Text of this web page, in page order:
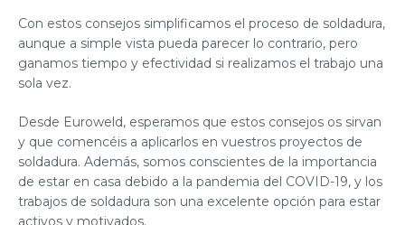
Con estos consejos simplificamos el proceso de soldadura,
aunque a simple vista pueda parecer lo contrario, pero
ganamos tiempo y efectividad si realizamos el trabajo una
sola vez.
Desde Euroweld, esperamos que estos consejos os sirvan
y que comencéis a aplicarlos en vuestros proyectos de
soldadura. Además, somos conscientes de la importancia
de estar en casa debido a la pandemia del COVID-19, y los
trabajos de soldadura son una excelente opción para estar
activos y motivados.